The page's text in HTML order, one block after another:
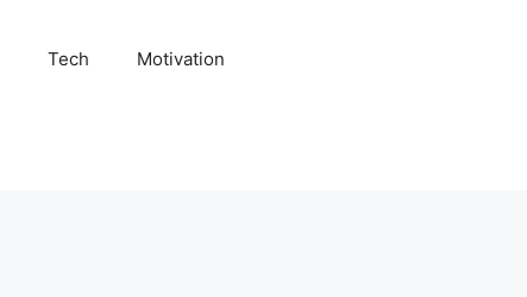
Tech Motivation